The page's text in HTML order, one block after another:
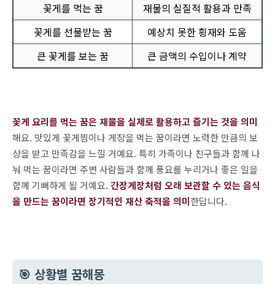
꽃게를 먹는 꿈
재물의 실질적 활용과 만족
꽃게를 선물받는 꿈
예상치 못한 횡재와 도움
큰 꽃게를 보는 꿈
큰 금액의 수입이나 계약
꽃게 요리를 먹는 꿈은 재물을 실제로 활용하고 즐기는 것을 의미
해요. 맛있게 꽃게찜이나 게장을 먹는 꿈이라면 노력한 만큼의 보
상을 받고 만족감을 느낄 거예요. 특히 가족이나 친구들과 함께 나
눠 먹는 꿈이라면 주변 사람들과 함께 풍요를 누리거나 좋은 일을
함께 기뻐하게 될 거예요. 간장게장처럼 오래 보관할 수 있는 음식
을 만드는 꿈이라면 장기적인 재산 축적을 의미한답니다.
🎯 상황별 꿈해몽